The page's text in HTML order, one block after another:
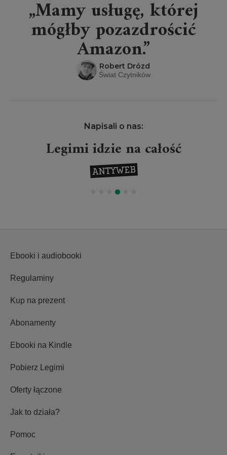
„Mamy usługę, której
mógłby pozazdrościć
Amazon.”
Robert Drózd
Świat Czytników
Napisali o nas:
Legimi idzie na całość
Ebooki i audiobooki
Regulaminy
Kup na prezent
Abonamenty
Ebooki na Kindle
Pobierz Legimi
Oferty łączone
Jak to działa?
Pomoc